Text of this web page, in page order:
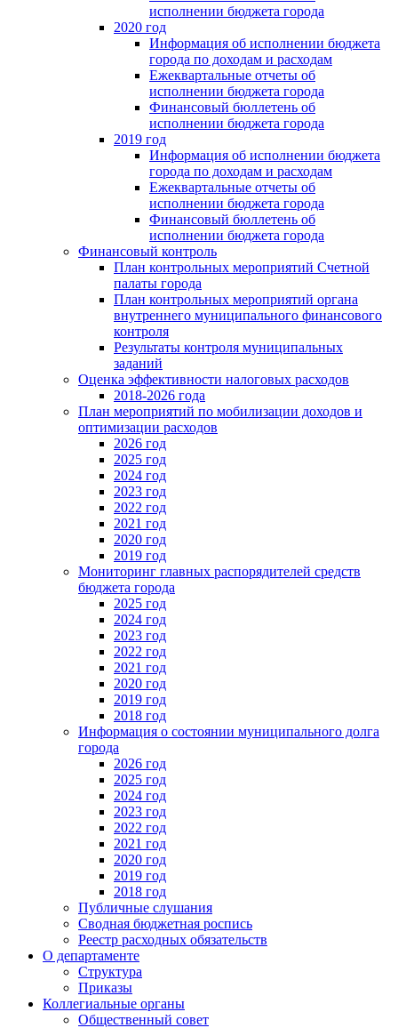
исполнении бюджета города
2020 год
Информация об исполнении бюджета
города по доходам и расходам
Ежеквартальные отчеты об
исполнении бюджета города
Финансовый бюллетень об
исполнении бюджета города
2019 год
Информация об исполнении бюджета
города по доходам и расходам
Ежеквартальные отчеты об
исполнении бюджета города
Финансовый бюллетень об
исполнении бюджета города
Финансовый контроль
План контрольных мероприятий Счетной
палаты города
План контрольных мероприятий органа
внутреннего муниципального финансового
контроля
Результаты контроля муниципальных
заданий
Оценка эффективности налоговых расходов
2018-2026 года
План мероприятий по мобилизации доходов и
оптимизации расходов
2026 год
2025 год
2024 год
2023 год
2022 год
2021 год
2020 год
2019 год
Мониторинг главных распорядителей средств
бюджета города
2025 год
2024 год
2023 год
2022 год
2021 год
2020 год
2019 год
2018 год
Информация о состоянии муниципального долга
города
2026 год
2025 год
2024 год
2023 год
2022 год
2021 год
2020 год
2019 год
2018 год
Публичные слушания
Сводная бюджетная роспись
Реестр расходных обязательств
О департаменте
Структура
Приказы
Коллегиальные органы
Общественный совет